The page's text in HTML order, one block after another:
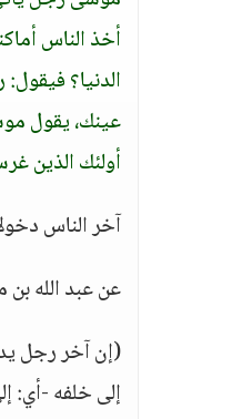
أخذ الناس
الدنيا؟
عينك، يقول
أولئك الذين
آخر الناس
عن عبد الله
(إن آخر رجل
إلى خلفه -أي: